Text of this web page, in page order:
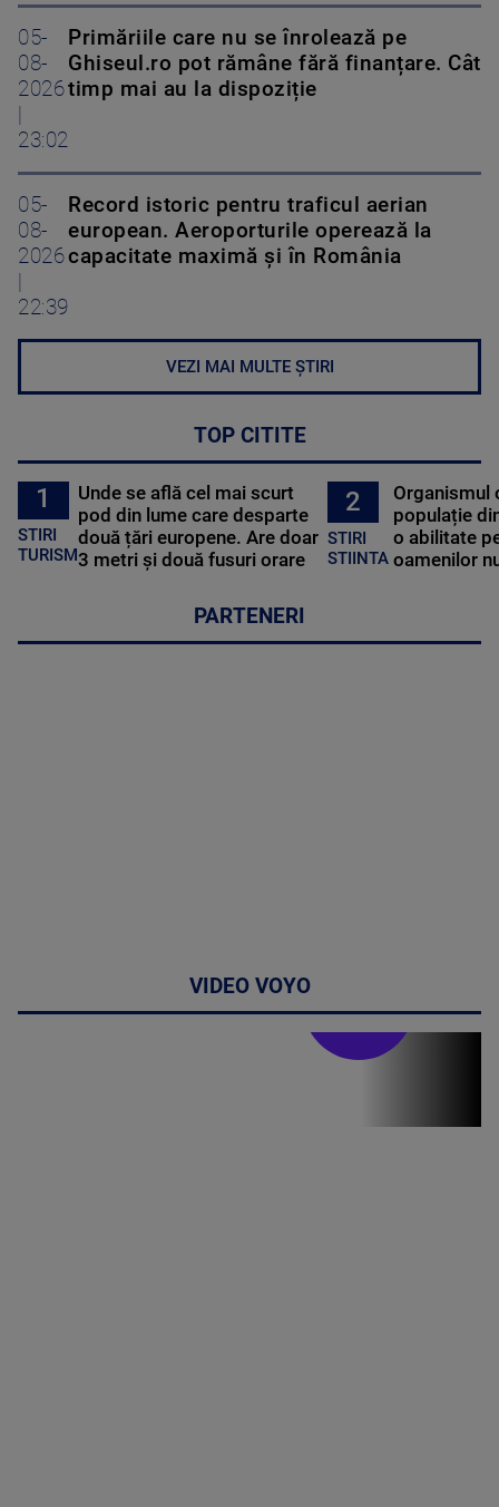
05-
08-
2026
23:02
Primăriile care nu se înrolează pe
Ghiseul.ro pot rămâne fără finanțare. Cât
timp mai au la dispoziție
05-
08-
2026
22:39
Record istoric pentru traficul aerian
european. Aeroporturile operează la
capacitate maximă și în România
VEZI MAI MULTE ȘTIRI
TOP CITITE
1
STIRI
TURISM
Unde se află cel mai scurt
pod din lume care desparte
două țări europene. Are doar
3 metri și două fusuri orare
2
STIRI
STIINTA
Organismul
populație
o abilitate
oamenilor
PARTENERI
VIDEO VOYO